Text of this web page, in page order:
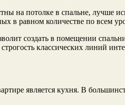
на потолке в спальне, лучше
в равном количестве по всем
создать в помещении
классических линий
является кухня. В